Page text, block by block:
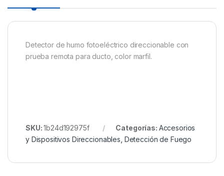
Detector de humo fotoeléctrico direccionable con
prueba remota para ducto, color marfil.
SKU:1b24d192975f Categorías: Accesorios
y Dispositivos Direccionables Detección de Fuego